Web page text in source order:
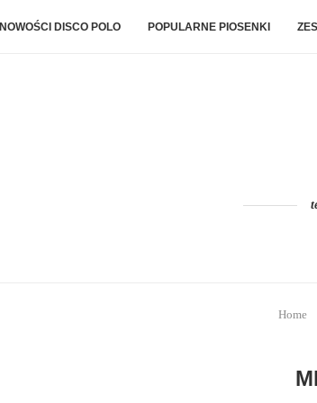
NOWOŚCI DISCO POLO POPULARNE PIOSENKI
Home